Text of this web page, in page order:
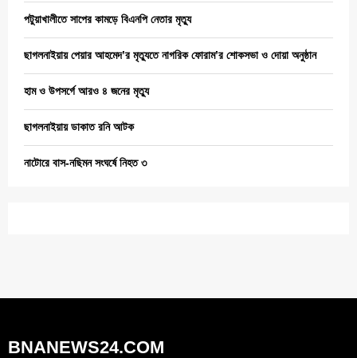
পটুয়াখালীতে সাপের কামড়ে বিএনপি নেতার মৃত্যু
ছাগলনাইয়ায় পেয়ার আহমেদ’র মৃত্যুতে নাগরিক ফোরাম’র শোকসভা ও দোয়া অনুষ্ঠান
হাম ও উপসর্গে আরও ৪ জনের মৃত্যু
ছাগলনাইয়ায় ডাকাত রনি আটক
নাটোরে বাস-নছিমন সংঘর্ষে নিহত ৩
BNANEWS24.COM